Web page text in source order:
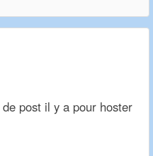
post il y a pour hoster